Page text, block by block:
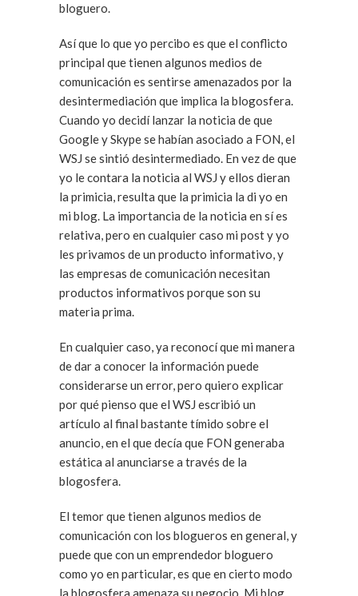
bloguero.
Así que lo que yo percibo es que el conflicto
principal que tienen algunos medios de
comunicación es sentirse amenazados por la
desintermediación que implica la blogosfera.
Cuando yo decidí lanzar la noticia de que
Google y Skype se habían asociado a FON, el
WSJ se sintió desintermediado. En vez de que
yo le contara la noticia al WSJ y ellos dieran
la primicia, resulta que la primicia la di yo en
mi blog. La importancia de la noticia en sí es
relativa, pero en cualquier caso mi post y yo
les privamos de un producto informativo, y
las empresas de comunicación necesitan
productos informativos porque son su
materia prima.
En cualquier caso, ya reconocí que mi manera
de dar a conocer la información puede
considerarse un error, pero quiero explicar
por qué pienso que el WSJ escribió un
artículo al final bastante tímido sobre el
anuncio, en el que decía que FON generaba
estática al anunciarse a través de la
blogosfera.
El temor que tienen algunos medios de
comunicación con los blogueros en general, y
puede que con un emprendedor bloguero
como yo en particular, es que en cierto modo
la blogosfera amenaza su negocio. Mi blog,